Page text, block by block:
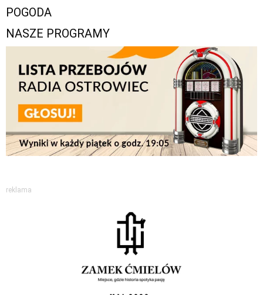
POGODA
NASZE PROGRAMY
reklama